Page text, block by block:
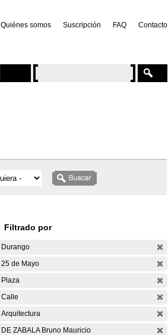
Quiénes somos Suscripción FAQ Contacto
Filtrado por
Durango
25 de Mayo
Plaza
Calle
Arquitectura
DE ZABALA Bruno Mauricio